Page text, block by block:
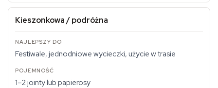
Kieszonkowa / podróżna
Festiwale, jednodniowe wycieczki, użycie w trasie
1–2 jointy lub papierosy